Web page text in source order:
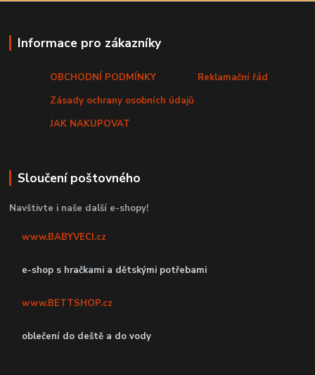
Informace pro zákazníky
OBCHODNÍ PODMÍNKY
Reklamační řád
Zásady ochrany osobních údajů
JAK NAKUPOVAT
Sloučení poštovného
Navštivte i naše další e-shopy!
www.BABYVECI.cz
e-shop s hračkami a dětskými potřebami
www.BETTSHOP.cz
oblečení do deště a do vody